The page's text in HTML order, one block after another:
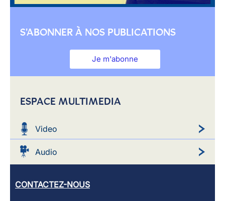
S'ABONNER À NOS PUBLICATIONS
Je m'abonne
ESPACE MULTIMEDIA
Video
Audio
CONTACTEZ-NOUS